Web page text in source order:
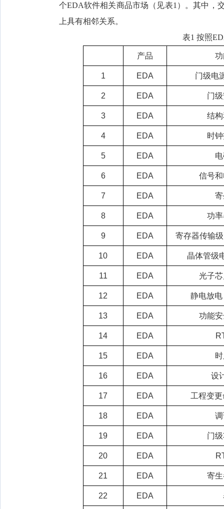
个EDA软件相关商品市场（见表1）。其中，
上具有相邻关系。
表1 按照
产品
1 EDA 门级电
2 EDA 门
3 EDA 结
4 EDA 时
5 EDA
6 EDA 信号
7 EDA
8 EDA 功
9 EDA 寄存器传输
10 EDA 晶体管级
11 EDA 光子
12 EDA 静电放
13 EDA 功能
14 EDA
15 EDA
16 EDA 设
17 EDA 工程变
18 EDA
19 EDA 门
20 EDA
21 EDA 寄
22 EDA